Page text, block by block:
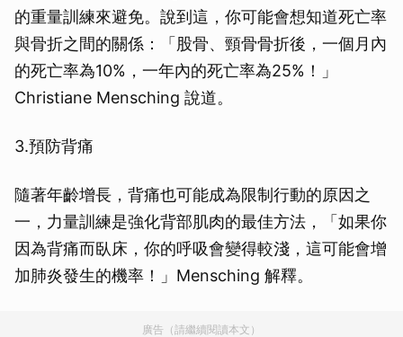
的重量訓練來避免。說到這，你可能會想知道死亡率
與骨折之間的關係：「股骨、頸骨骨折後，一個月內
的死亡率為10%，一年內的死亡率為25%！」
Christiane Mensching 說道。
3.預防背痛
隨著年齡增長，背痛也可能成為限制行動的原因之
一，力量訓練是強化背部肌肉的最佳方法，「如果你
因為背痛而臥床，你的呼吸會變得較淺，這可能會增
加肺炎發生的機率！」Mensching 解釋。
廣告（請繼續閱讀本文）